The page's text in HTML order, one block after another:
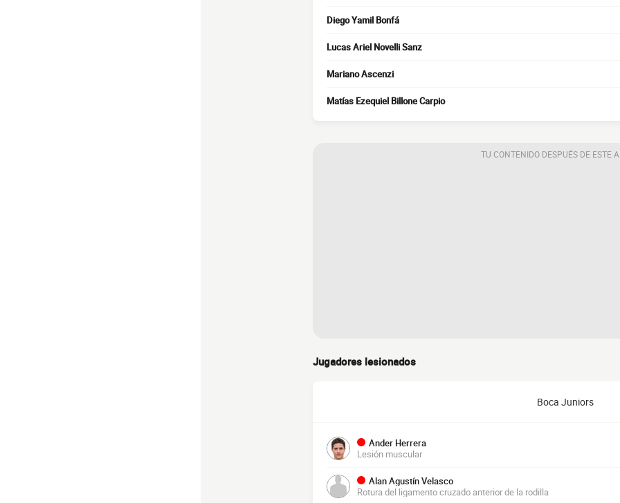
Diego Yamil Bonfá
Lucas Ariel Novelli Sanz
Mariano Ascenzi
Matías Ezequiel Billone Carpio
TU CONTENIDO DESPUÉS DE ESTE
Jugadores lesionados
Boca Juniors
Ander Herrera
Lesión muscular
Alan Agustín Velasco
Rotura del ligamento cruzado anterior de la rodilla